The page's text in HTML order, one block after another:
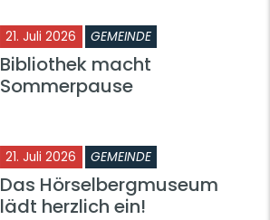
21. Juli 2026 GEMEINDE
Bibliothek macht
Sommerpause
21. Juli 2026 GEMEINDE
Das Hörselbergmuseum
lädt herzlich ein!